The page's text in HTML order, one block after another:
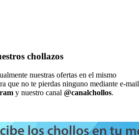
chollazos
nuestras ofertas en el mismo
que no te pierdas ninguno mediante e-mail
y nuestro canal @canalchollos.